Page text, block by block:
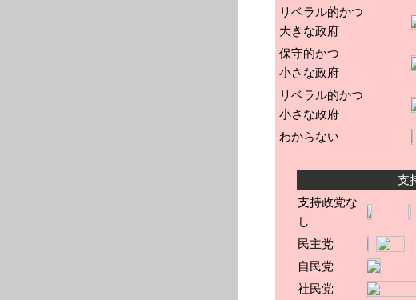
リベラル的かつ
大きな政府
保守的かつ
小さな政府
リベラル的かつ
小さな政府
わからない
支
支持政党な
し
民主党
自民党
社民党